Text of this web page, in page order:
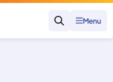
Zoeken
Menu